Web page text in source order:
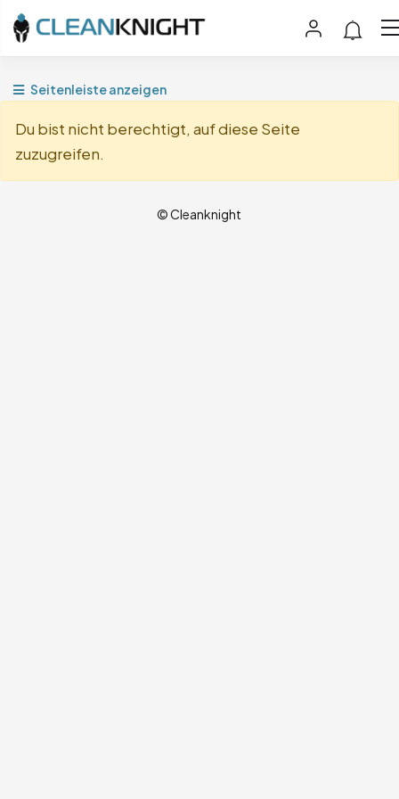
Seitenleiste anzeigen
Du bist nicht berechtigt, auf diese Seite
zuzugreifen.
© Cleanknight